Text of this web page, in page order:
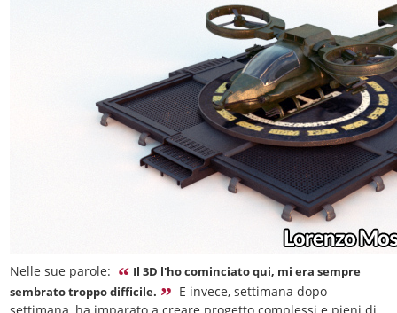
Nelle sue parole:
Il 3D l'ho cominciato qui, mi era sempre
sembrato troppo difficile.
E invece, settimana dopo